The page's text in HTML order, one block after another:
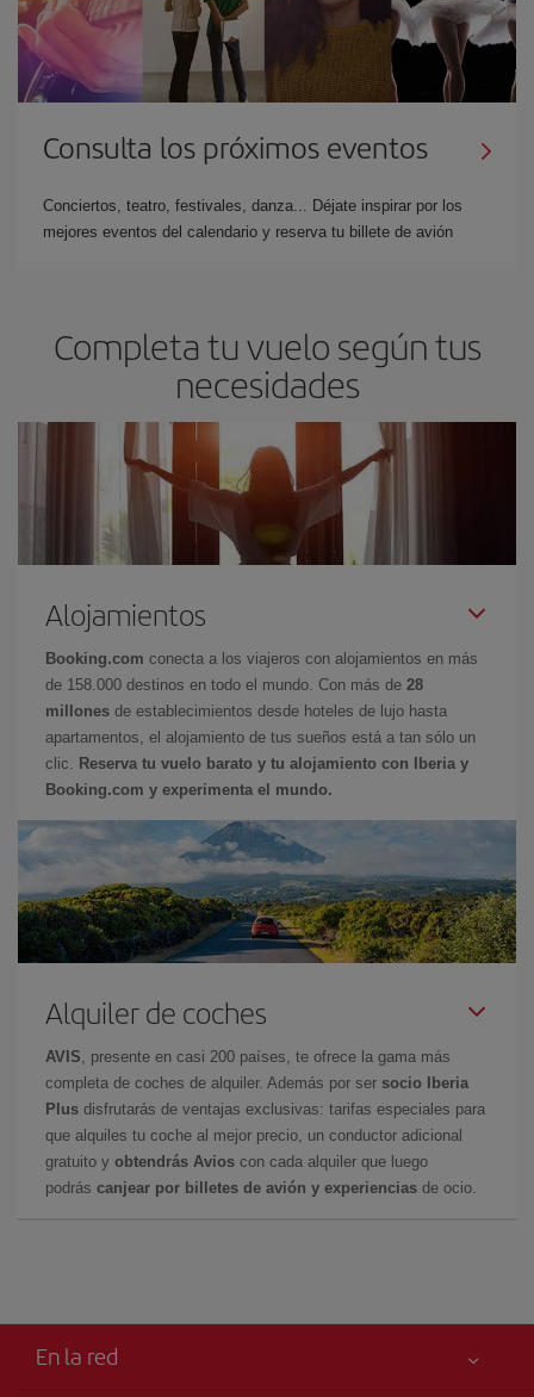
Consulta los próximos eventos
Conciertos, teatro, festivales, danza... Déjate inspirar por los
mejores eventos del calendario y reserva tu billete de avión
Completa tu vuelo según tus
necesidades
Alojamientos
Booking.com conecta a los viajeros con alojamientos en más
de 158.000 destinos en todo el mundo. Con más de 28
millones de establecimientos desde hoteles de lujo hasta
apartamentos, el alojamiento de tus sueños está a tan sólo un
clic.
Reserva tu vuelo barato y tu alojamiento con Iberia y
Booking.com y experimenta el mundo.
Alquiler de coches
AVIS , presente en casi 200 países, te ofrece la gama más
completa de coches de alquiler. Además por ser socio Iberia
Plus disfrutarás de ventajas exclusivas: tarifas especiales para
que alquiles tu coche al mejor precio, un conductor adicional
gratuito y obtendrás Avios con cada alquiler que luego
podrás canjear por billetes de avión y experiencias de ocio.
En la red